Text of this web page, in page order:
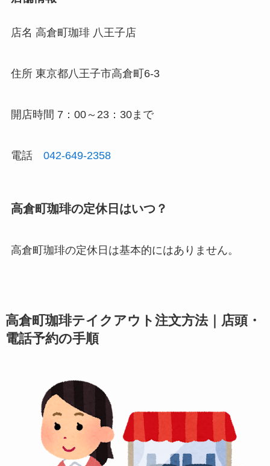
店名 高倉町珈琲 八王子店
住所 東京都八王子市高倉町6-3
開店時間 7：00～23：30まで
電話 042-649-2358
高倉町珈琲の定休日はいつ？
高倉町珈琲の定休日は基本的にはありません。
高倉町珈琲テイクアウト注文方法｜店頭・
電話予約の手順